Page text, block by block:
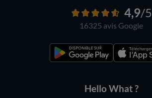
4,9/5
16325 avis Google
Hello What ?